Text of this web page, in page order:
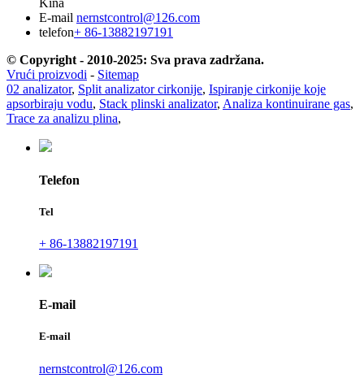
Kina
E-mail nernstcontrol@126.com
telefon+ 86-13882197191
© Copyright - 2010-2025: Sva prava zadržana.
Vrući proizvodi - Sitemap
02 analizator, Split analizator cirkonije, Ispiranje cirkonije koje
apsorbiraju vodu, Stack plinski analizator, Analiza kontinuirane gas,
Trace za analizu plina,
Telefon
Tel
+ 86-13882197191
E-mail
E-mail
nernstcontrol@126.com